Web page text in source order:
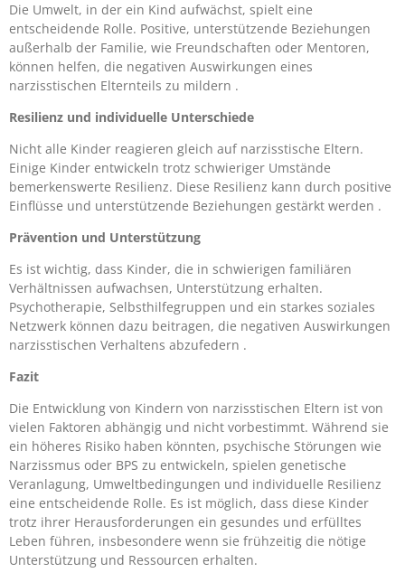
Die Umwelt, in der ein Kind aufwächst, spielt eine
entscheidende Rolle. Positive, unterstützende Beziehungen
außerhalb der Familie, wie Freundschaften oder Mentoren,
können helfen, die negativen Auswirkungen eines
narzisstischen Elternteils zu mildern .
Resilienz und individuelle Unterschiede
Nicht alle Kinder reagieren gleich auf narzisstische Eltern.
Einige Kinder entwickeln trotz schwieriger Umstände
bemerkenswerte Resilienz. Diese Resilienz kann durch positive
Einflüsse und unterstützende Beziehungen gestärkt werden .
Prävention und Unterstützung
Es ist wichtig, dass Kinder, die in schwierigen familiären
Verhältnissen aufwachsen, Unterstützung erhalten.
Psychotherapie, Selbsthilfegruppen und ein starkes soziales
Netzwerk können dazu beitragen, die negativen Auswirkungen
narzisstischen Verhaltens abzufedern .
Fazit
Die Entwicklung von Kindern von narzisstischen Eltern ist von
vielen Faktoren abhängig und nicht vorbestimmt. Während sie
ein höheres Risiko haben könnten, psychische Störungen wie
Narzissmus oder BPS zu entwickeln, spielen genetische
Veranlagung, Umweltbedingungen und individuelle Resilienz
eine entscheidende Rolle. Es ist möglich, dass diese Kinder
trotz ihrer Herausforderungen ein gesundes und erfülltes
Leben führen, insbesondere wenn sie frühzeitig die nötige
Unterstützung und Ressourcen erhalten.